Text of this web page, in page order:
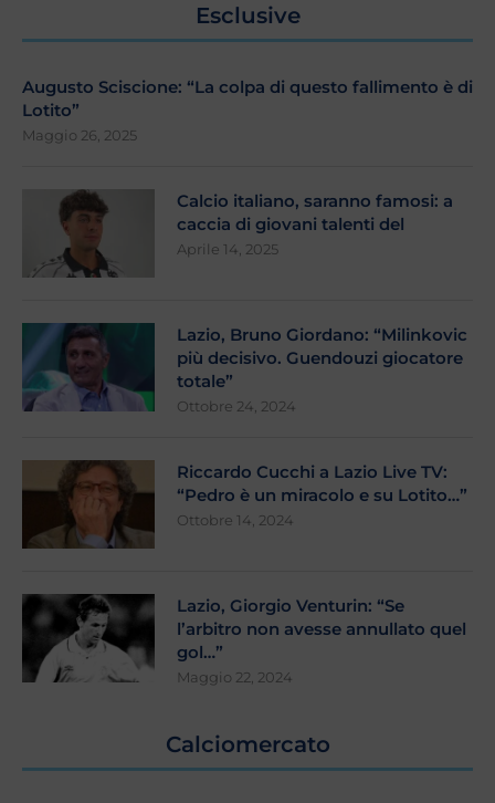
Esclusive
Augusto Sciscione: “La colpa di questo fallimento è di
Lotito”
Maggio 26, 2025
Calcio italiano, saranno famosi: a
caccia di giovani talenti del
Aprile 14, 2025
Lazio, Bruno Giordano: “Milinkovic
più decisivo. Guendouzi giocatore
totale”
Ottobre 24, 2024
Riccardo Cucchi a Lazio Live TV:
“Pedro è un miracolo e su Lotito…”
Ottobre 14, 2024
Lazio, Giorgio Venturin: “Se
l’arbitro non avesse annullato quel
gol…”
Maggio 22, 2024
Calciomercato